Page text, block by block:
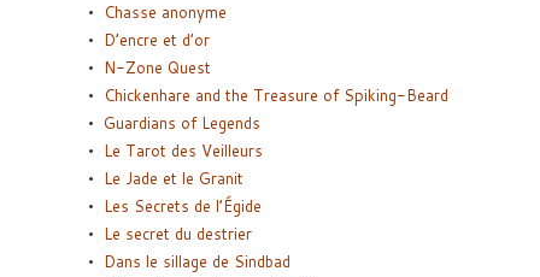
Chasse anonyme
D’encre et d’or
N-Zone Quest
Chickenhare and the Treasure of Spiking-Beard
Guardians of Legends
Le Tarot des Veilleurs
Le Jade et le Granit
Les Secrets de l’Égide
Le secret du destrier
Dans le sillage de Sindbad